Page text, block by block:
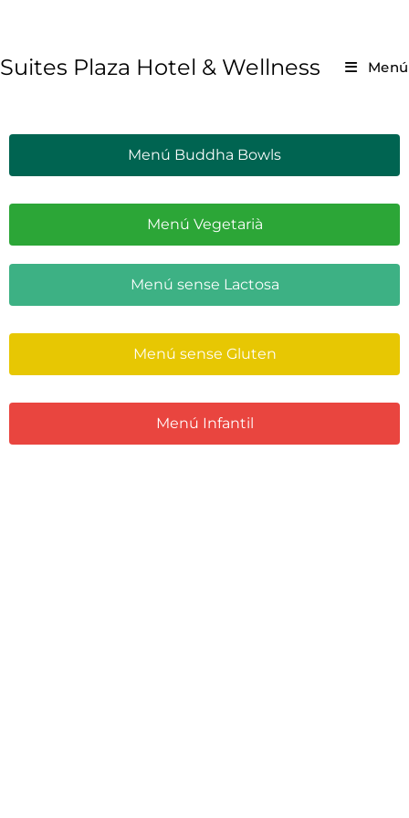
Suites Plaza Hotel & Wellness Menú
Menú Buddha Bowls
Menú Vegetarià
Menú sense Lactosa
Menú sense Gluten
Menú Infantil